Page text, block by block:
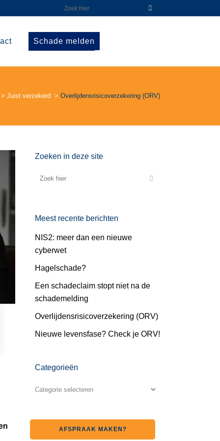
Schade melden
> Juist verzekerd > Overlijdensrisicoverzekering (ORV)
Zoeken in deze site
Meest recente berichten
NIS2: meer dan een nieuwe
cyberwet
Hagelschade?
Een schadeclaim stopt niet na de
schademelding
Overlijdensrisicoverzekering (ORV)
Nieuwe levensfase? Check je ORV!
Categorieën
AFSPRAAK MAKEN?